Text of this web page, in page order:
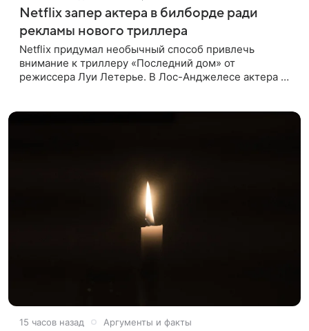
Netflix запер актера в билборде ради
рекламы нового триллера
Netflix придумал необычный способ привлечь
внимание к триллеру «Последний дом» от
режиссера Луи Летерье. В Лос-Анджелесе актера на
15 часов назад Аргументы и факты